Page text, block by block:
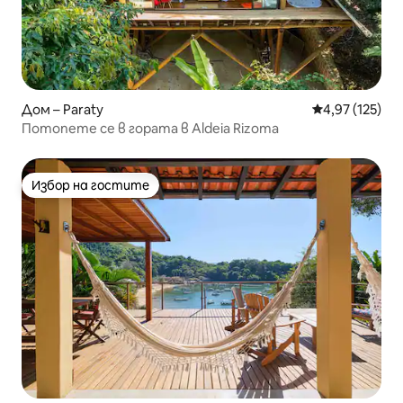
Дом – Paraty Средна
4,97 (125)
Потопете се в гората в Aldeia Rizoma
Избор на гостите
Избор на гостите